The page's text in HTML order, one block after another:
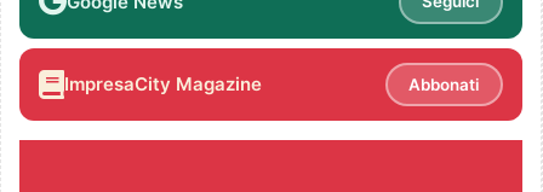
ImpresaCity Magazine Abbonati